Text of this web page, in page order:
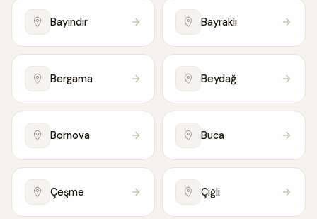
Bayındır Bayraklı
Bergama Beydağ
Bornova Buca
Çeşme Çiğli